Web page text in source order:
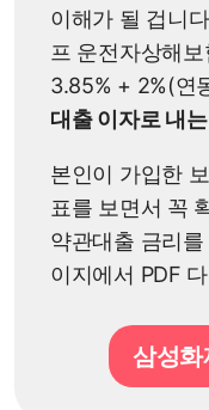
이해가 될 겁니
프 운전자상해
3.85% + 2%(연
대출 이자로 내
본인이 가입한
표를 보면서 꼭
약관대출 금리
이지에서 PDF
삼성화